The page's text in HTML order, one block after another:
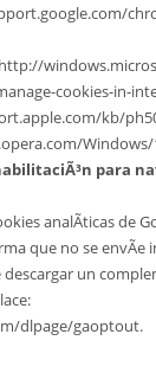
cookies-in-
kb/
Windows/
para
analÃ­ticas de
que no se envÃ­e
un
dlpage/gaoptout.